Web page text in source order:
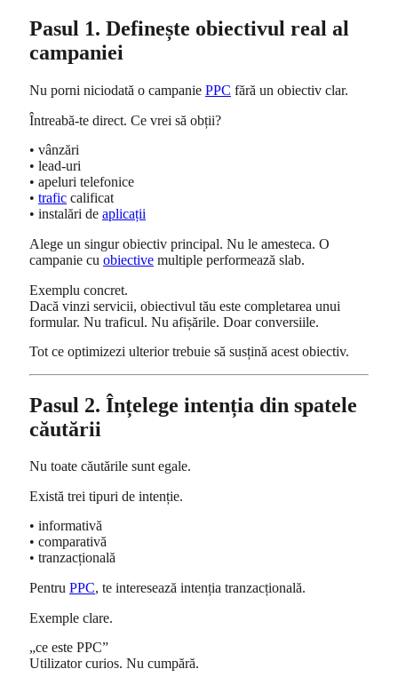
Pasul 1. Definește obiectivul real al
campaniei
Nu porni niciodată o campanie PPC fără un obiectiv clar.
Întreabă-te direct. Ce vrei să obții?
• vânzări
• lead-uri
• apeluri telefonice
• trafic calificat
• instalări de aplicații
Alege un singur obiectiv principal. Nu le amesteca. O
campanie cu obiective multiple performează slab.
Exemplu concret.
Dacă vinzi servicii, obiectivul tău este completarea unui
formular. Nu traficul. Nu afișările. Doar conversiile.
Tot ce optimizezi ulterior trebuie să susțină acest obiectiv.
Pasul 2. Înțelege intenția din spatele
căutării
Nu toate căutările sunt egale.
Există trei tipuri de intenție.
• informativă
• comparativă
• tranzacțională
Pentru PPC, te interesează intenția tranzacțională.
Exemple clare.
„ce este PPC”
Utilizator curios. Nu cumpără.